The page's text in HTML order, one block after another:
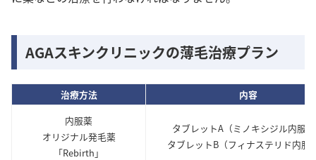
AGAスキンクリニックの薄毛治療プラン
治療方法
内容
内服薬
オリジナル発毛薬
「Rebirth」
タブレットA（ミノキシジル内服
タブレットB（フィナステリド内服